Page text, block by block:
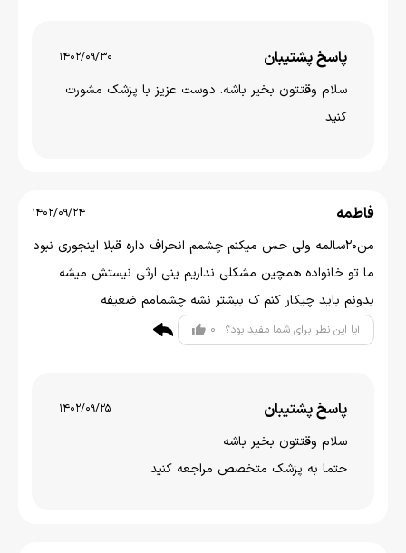
پاسخ پشتیبان 1402/09/30
سلام وقتتون بخير باشه. دوست عزیز با پزشک مشورت
کنید
فاطمه 1402/09/24
من۲۰سالمه ولی حس میکنم چشمم انحراف داره قبلا اینجوری نبود
ما تو خانواده همچین مشکلی نداریم ینی ارثی نیستش میشه
بدونم باید چیکار کنم ک بیشتر نشه چشمامم ضعیفه
آیا این نظر برای شما مفید بود؟ 0
پاسخ پشتیبان 1402/09/25
سلام وقتتون بخير باشه
حتما به پزشک متخصص مراجعه کنید